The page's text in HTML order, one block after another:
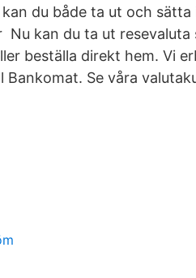
du både ta ut och sätta
kan du ta ut resevaluta
beställa direkt hem. Vi
Se våra